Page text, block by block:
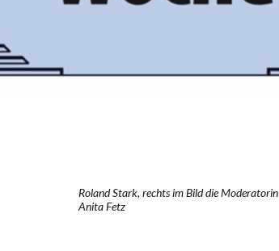
Roland Stark, rechts im Bild die Moderatorin
Anita Fetz